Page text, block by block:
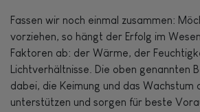
Fassen wir noch einmal zusammen:
vorziehen, so hängt der Erfolg im
Faktoren ab: der Wärme, der
Lichtverhältnisse. Die oben genannten
dabei, die Keimung und das Wachstum
unterstützen und sorgen für beste